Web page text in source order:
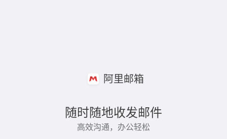
阿里邮箱
随时随地收发邮件
高效沟通，办公轻松